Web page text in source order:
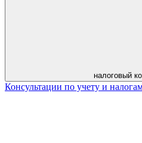
налоговый
Консультации по учету и